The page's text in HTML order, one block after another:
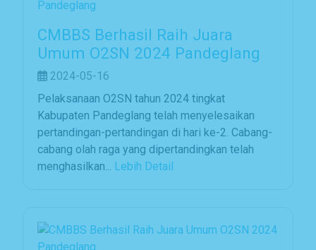
CMBBS Berhasil Raih Juara
Umum O2SN 2024 Pandeglang
2024-05-16
Pelaksanaan O2SN tahun 2024 tingkat
Kabupaten Pandeglang telah menyelesaikan
pertandingan-pertandingan di hari ke-2. Cabang-
cabang olah raga yang dipertandingkan telah
menghasilkan...
Lebih Detail